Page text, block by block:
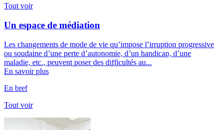
Tout voir
Un espace de médiation
Les changements de mode de vie qu’impose l’irruption progressive
ou soudaine d’une perte d’autonomie, d’un handicap, d’une
maladie, etc., peuvent poser des difficultés au...
En savoir plus
En bref
Tout voir